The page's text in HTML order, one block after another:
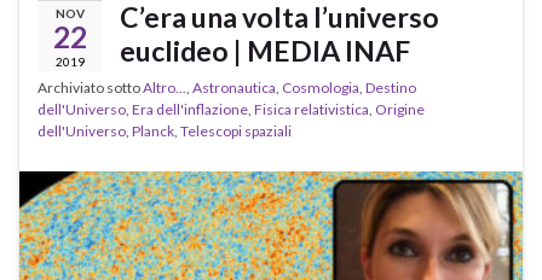
NOV
22
2019
C’era una volta l’universo
euclideo | MEDIA INAF
Archiviato sottoAltro..., Astronautica, Cosmologia, Destino
dell'Universo, Era dell'inflazione, Fisica relativistica, Origine
dell'Universo, Planck, Telescopi spaziali